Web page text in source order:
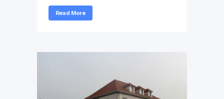
Read More